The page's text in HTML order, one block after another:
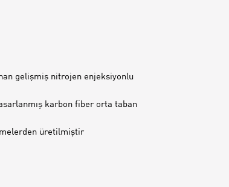
gelişmiş nitrojen enjeksiyonlu
karbon fiber orta taban
üretilmiştir